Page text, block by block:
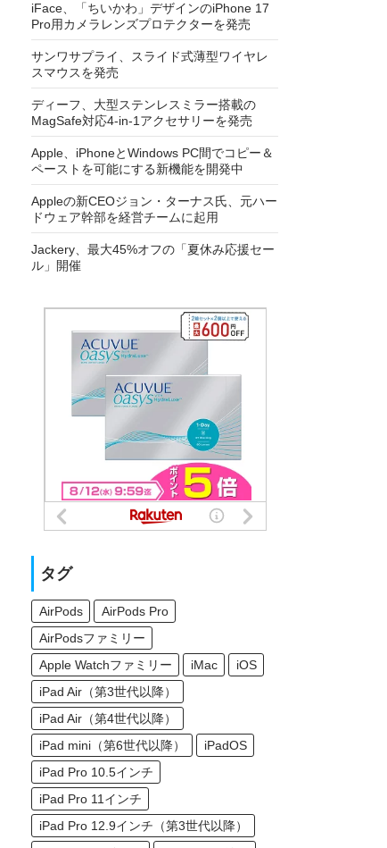
iFace、「ちいかわ」デザインのiPhone 17
Pro用カメラレンズプロテクターを発売
サンワサプライ、スライド式薄型ワイヤレ
スマウスを発売
ディーフ、大型ステンレスミラー搭載の
MagSafe対応4-in-1アクセサリーを発売
Apple、iPhoneとWindows PC間でコピー＆
ペーストを可能にする新機能を開発中
Appleの新CEOジョン・ターナス氏、元ハー
ドウェア幹部を経営チームに起用
Jackery、最大45%オフの「夏休み応援セー
ル」開催
タグ
AirPods
AirPods Pro
AirPodsファミリー
Apple Watchファミリー
iMac
iOS
iPad Air（第3世代以降）
iPad Air（第4世代以降）
iPad mini（第6世代以降）
iPadOS
iPad Pro 10.5インチ
iPad Pro 11インチ
iPad Pro 12.9インチ（第3世代以降）